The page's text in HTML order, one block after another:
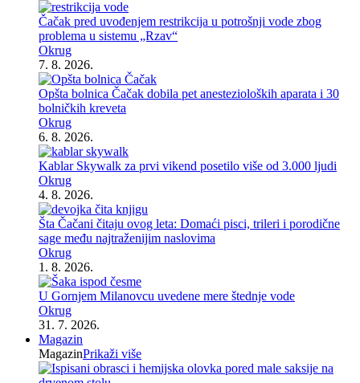
Čačak pred uvođenjem restrikcija u potrošnji vode zbog
problema u sistemu „Rzav“
Okrug
7. 8. 2026.
Opšta bolnica Čačak dobila pet anestezioloških aparata i 30
bolničkih kreveta
Okrug
6. 8. 2026.
Kablar Skywalk za prvi vikend posetilo više od 3.000 ljudi
Okrug
4. 8. 2026.
Šta Čačani čitaju ovog leta: Domaći pisci, trileri i porodične
sage među najtraženijim naslovima
Okrug
1. 8. 2026.
U Gornjem Milanovcu uvedene mere štednje vode
Okrug
31. 7. 2026.
Magazin
MagazinPrikaži više